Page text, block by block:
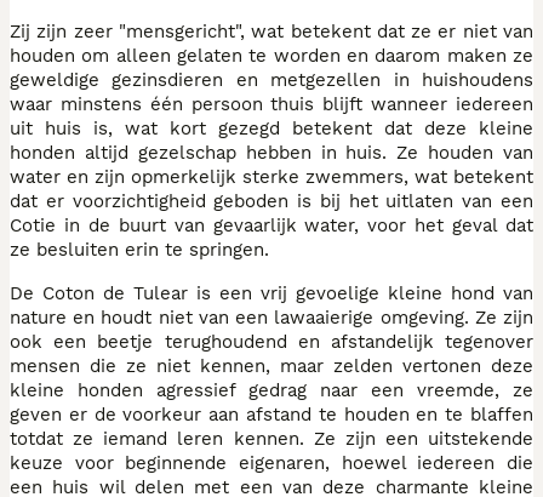
Zij zijn zeer "mensgericht", wat betekent dat ze er niet van
houden om alleen gelaten te worden en daarom maken ze
geweldige gezinsdieren en metgezellen in huishoudens
waar minstens één persoon thuis blijft wanneer iedereen
uit huis is, wat kort gezegd betekent dat deze kleine
honden altijd gezelschap hebben in huis. Ze houden van
water en zijn opmerkelijk sterke zwemmers, wat betekent
dat er voorzichtigheid geboden is bij het uitlaten van een
Cotie in de buurt van gevaarlijk water, voor het geval dat
ze besluiten erin te springen.
De Coton de Tulear is een vrij gevoelige kleine hond van
nature en houdt niet van een lawaaierige omgeving. Ze zijn
ook een beetje terughoudend en afstandelijk tegenover
mensen die ze niet kennen, maar zelden vertonen deze
kleine honden agressief gedrag naar een vreemde, ze
geven er de voorkeur aan afstand te houden en te blaffen
totdat ze iemand leren kennen. Ze zijn een uitstekende
keuze voor beginnende eigenaren, hoewel iedereen die
een huis wil delen met een van deze charmante kleine